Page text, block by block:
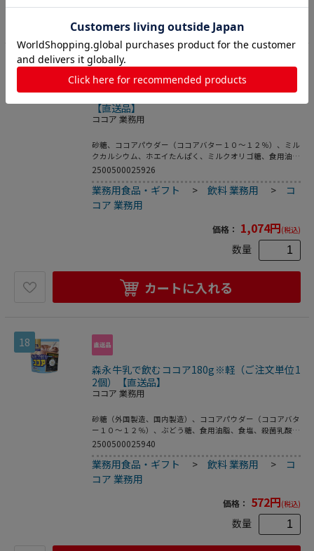
カートに入れる
17
森永製菓セノビー180g※軽（ご注文単位6個）
【直送品】
ココア 業務用
砂糖、ココアパウダー（ココアバター１０～１２％）、ミル
クカルシウム、ホエイたんぱく、ミルクオリゴ糖、食用油
脂、食塩、殺菌乳酸菌粉末、乳化剤、香料、ピロリン酸鉄、
高いカルシウムを配合し、成長期のお子さんや骨の健康を気
にする年配者層のカルシウム摂取をサポート。
2500500025926
業務用食品・ギフト >飲料 業務用 > コ
コア 業務用
価格： 1,074円(税込)
数量
カートに入れる
18
森永牛乳で飲むココア180g※軽（ご注文単位1
2個）【直送品】
ココア 業務用
砂糖（外国製造、国内製造）、ココアパウダー（ココアバタ
ー１０～１２％）、ぶどう糖、食用油脂、食塩、殺菌乳酸菌
粉末／炭酸カルシウム、乳化剤、香料（乳由来）、ピロリン
たい牛乳にサッと溶け、１杯（製品１２ｇ＋牛乳１５０ｍ
ｌ）でカルシウム・鉄・ビタミンＤが１日の１／２量摂れ
る、親子で美味しいココアです。（栄養機能食品）
2500500025940
業務用食品・ギフト >飲料 業務用 > コ
コア 業務用
価格： 572円(税込)
数量